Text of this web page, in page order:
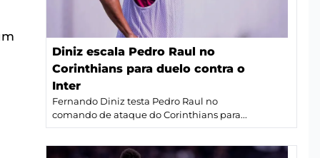
Diniz escala Pedro Raul no
Corinthians para duelo contra o
Inter
Fernando Diniz testa Pedro Raul no
comando de ataque do Corinthians para...